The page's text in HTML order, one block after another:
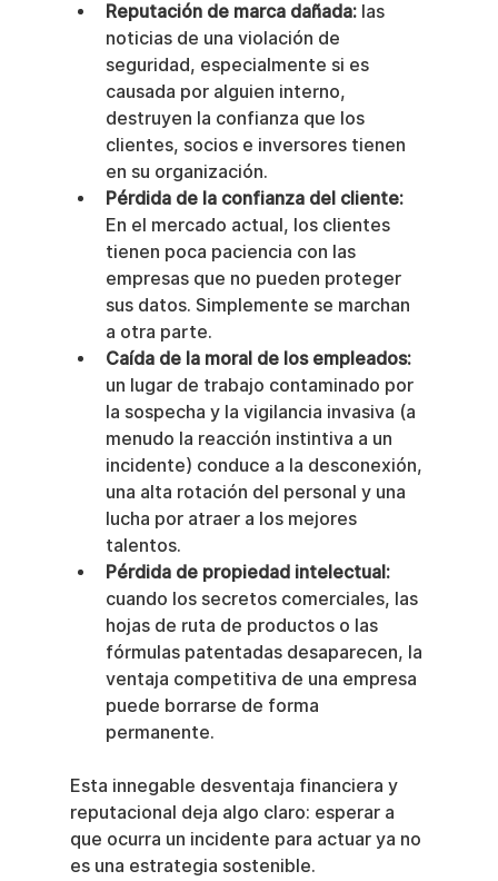
Reputación de marca dañada: las
noticias de una violación de
seguridad, especialmente si es
causada por alguien interno,
destruyen la confianza que los
clientes, socios e inversores tienen
en su organización.
Pérdida de la confianza del cliente:
En el mercado actual, los clientes
tienen poca paciencia con las
empresas que no pueden proteger
sus datos. Simplemente se marchan
a otra parte.
Caída de la moral de los empleados:
un lugar de trabajo contaminado por
la sospecha y la vigilancia invasiva (a
menudo la reacción instintiva a un
incidente) conduce a la desconexión,
una alta rotación del personal y una
lucha por atraer a los mejores
talentos.
Pérdida de propiedad intelectual:
cuando los secretos comerciales, las
hojas de ruta de productos o las
fórmulas patentadas desaparecen, la
ventaja competitiva de una empresa
puede borrarse de forma
permanente.
Esta innegable desventaja financiera y
reputacional deja algo claro: esperar a
que ocurra un incidente para actuar ya no
es una estrategia sostenible.